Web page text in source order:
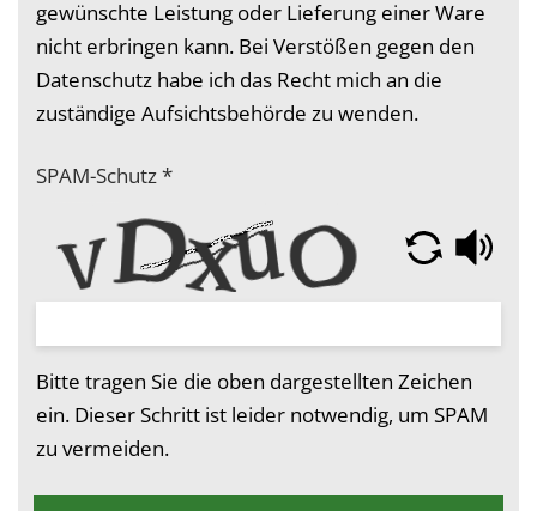
gewünschte Leistung oder Lieferung einer Ware
nicht erbringen kann. Bei Verstößen gegen den
Datenschutz habe ich das Recht mich an die
zuständige Aufsichtsbehörde zu wenden.
SPAM-Schutz*
Bitte tragen Sie die oben dargestellten Zeichen
ein. Dieser Schritt ist leider notwendig, um SPAM
zu vermeiden.